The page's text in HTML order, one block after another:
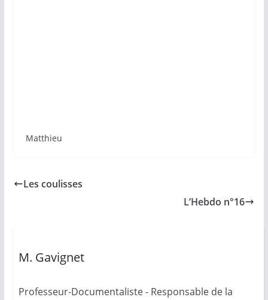
Matthieu
Les coulisses
L’Hebdo n°16
M. Gavignet
Professeur-Documentaliste - Responsable de la